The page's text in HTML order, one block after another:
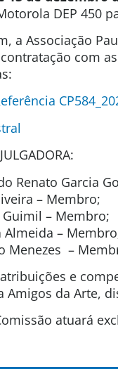
DEP 450
a Associação
com
Renato Garcia
– Membro;
Guimil – Membro;
Almeida –
Menezes –
atribuições e
Amigos da Arte,
atuará